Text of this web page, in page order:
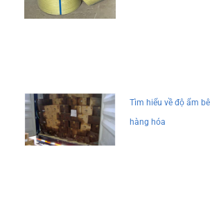
Tìm hiểu về độ ẩm
hàng hóa